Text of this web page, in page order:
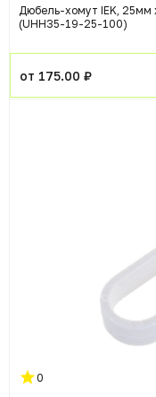
Дюбель-хомут IEK,
(UHH35-19-25-100)
от 175.00 ₽
0